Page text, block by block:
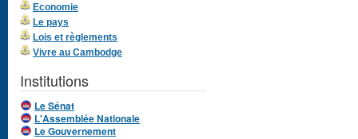
Economie
Le pays
Lois et règlements
Vivre au Cambodge
Institutions
Le Sénat
L'Assemblée Nationale
Le Gouvernement